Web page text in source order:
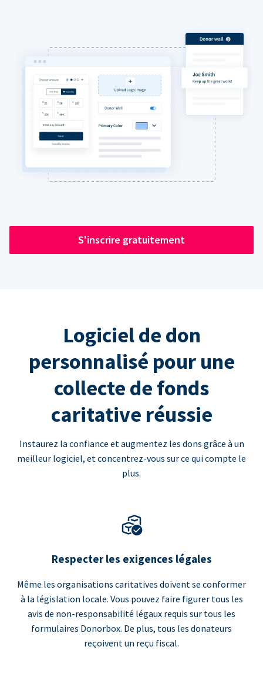
S'inscrire gratuitement
Logiciel de don
personnalisé pour une
collecte de fonds
caritative réussie
Instaurez la confiance et augmentez les dons grâce à un
meilleur logiciel, et concentrez-vous sur ce qui compte le
plus.
Respecter les exigences légales
Même les organisations caritatives doivent se conformer
à la législation locale. Vous pouvez faire figurer tous les
avis de non-responsabilité légaux requis sur tous les
formulaires Donorbox. De plus, tous les donateurs
reçoivent un reçu fiscal.